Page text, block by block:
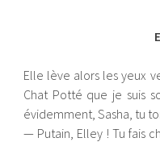
Elle lève alors les yeux
Chat Potté que je suis
évidemment, Sasha, tu
— Putain, Elley ! Tu fais